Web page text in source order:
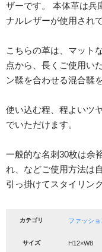
ザーです。 本体革は兵
ナルレザーが使用され
こちらの革は、マット
点から、長くご使用い
ン鞣を合わせる混合鞣
使い込む程、程よいツ
でいただけます。
一般的な名刺30枚は余
れ、などご使用方法は
引っ掛けてスタイリン
カテゴリ ファッシ
サイズ H12×W8